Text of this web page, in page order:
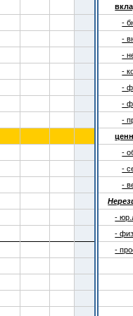
-
-
-
-
-
-
-
-
-
-
-
-
-